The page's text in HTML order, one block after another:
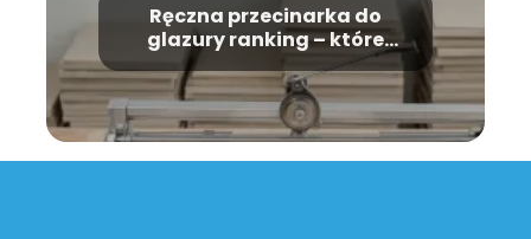
Ręczna przecinarka do
glazury ranking – które
modele warto kupić?